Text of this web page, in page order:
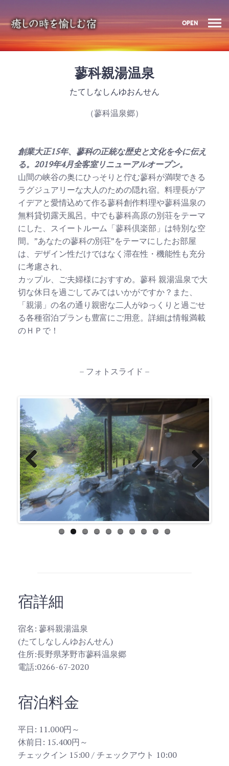
OPEN
蓼科親湯温泉
たてしなしんゆおんせん
（蓼科温泉郷）
創業大正15年、蓼科の正統な歴史と文化を今に伝え
る。2019年4月全客室リニューアルオープン。
山間の峡谷の奥にひっそりと佇む蓼科が満喫できる
ラグジュアリーな大人のための隠れ宿。料理長がア
イデアと愛情込めて作る蓼科創作料理や蓼科温泉の
無料貸切露天風呂。中でも蓼科高原の別荘をテーマ
にした、スイートルーム「蓼科倶楽部」は特別な空
間。”あなたの蓼科の別荘”をテーマにしたお部屋
は、デザイン性だけではなく滞在性・機能性も充分
に考慮され、
カップル、ご夫婦様におすすめ。蓼科 親湯温泉で大
切な休日を過ごしてみてはいかがですか？また、
「親湯」の名の通り親密な二人がゆっくりと過ごせ
る各種宿泊プランも豊富にご用意。詳細は情報満載
のＨＰで！
– フォトスライド –
Previ
ous
Next
宿詳細
宿名: 蓼科親湯温泉
(たてしなしんゆおんせん)
住所:長野県茅野市蓼科温泉郷
電話:0266-67-2020
宿泊料金
平日: 11.000円～
休前日: 15.400円～
チェックイン 15:00 / チェックアウト 10:00